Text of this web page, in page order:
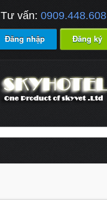
Tư vấn: 0909.448.608
Đăng nhập Đăng ký